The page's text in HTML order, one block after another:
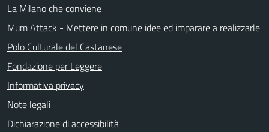
La Milano che conviene
Mum Attack - Mettere in comune idee ed imparare a realizzarle
Polo Culturale del Castanese
Fondazione per Leggere
Informativa privacy
Note legali
Dichiarazione di accessibilità